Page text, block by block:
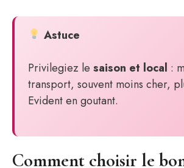
Astuce
Privilegiez le saison et local :
transport, souvent moins cher,
Evident en goutant.
Comment choisir le